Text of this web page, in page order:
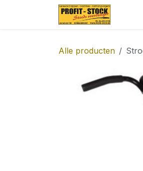
Overslaan naar inhoud
Alle producten